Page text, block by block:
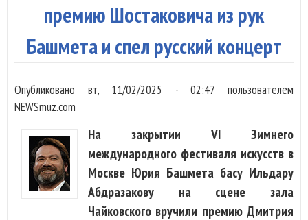
премию Шостаковича из рук
Башмета и спел русский концерт
Опубликовано вт, 11/02/2025 - 02:47 пользователем
NEWSmuz.com
На закрытии VI Зимнего
международного фестиваля искусств в
Москве Юрия Башмета басу Ильдару
Абдразакову на сцене зала
Чайковского вручили премию Дмитрия